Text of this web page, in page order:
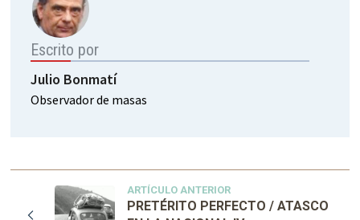
Escrito por
Julio Bonmatí
Observador de masas
ARTÍCULO ANTERIOR
PRETÉRITO PERFECTO / ATASCO